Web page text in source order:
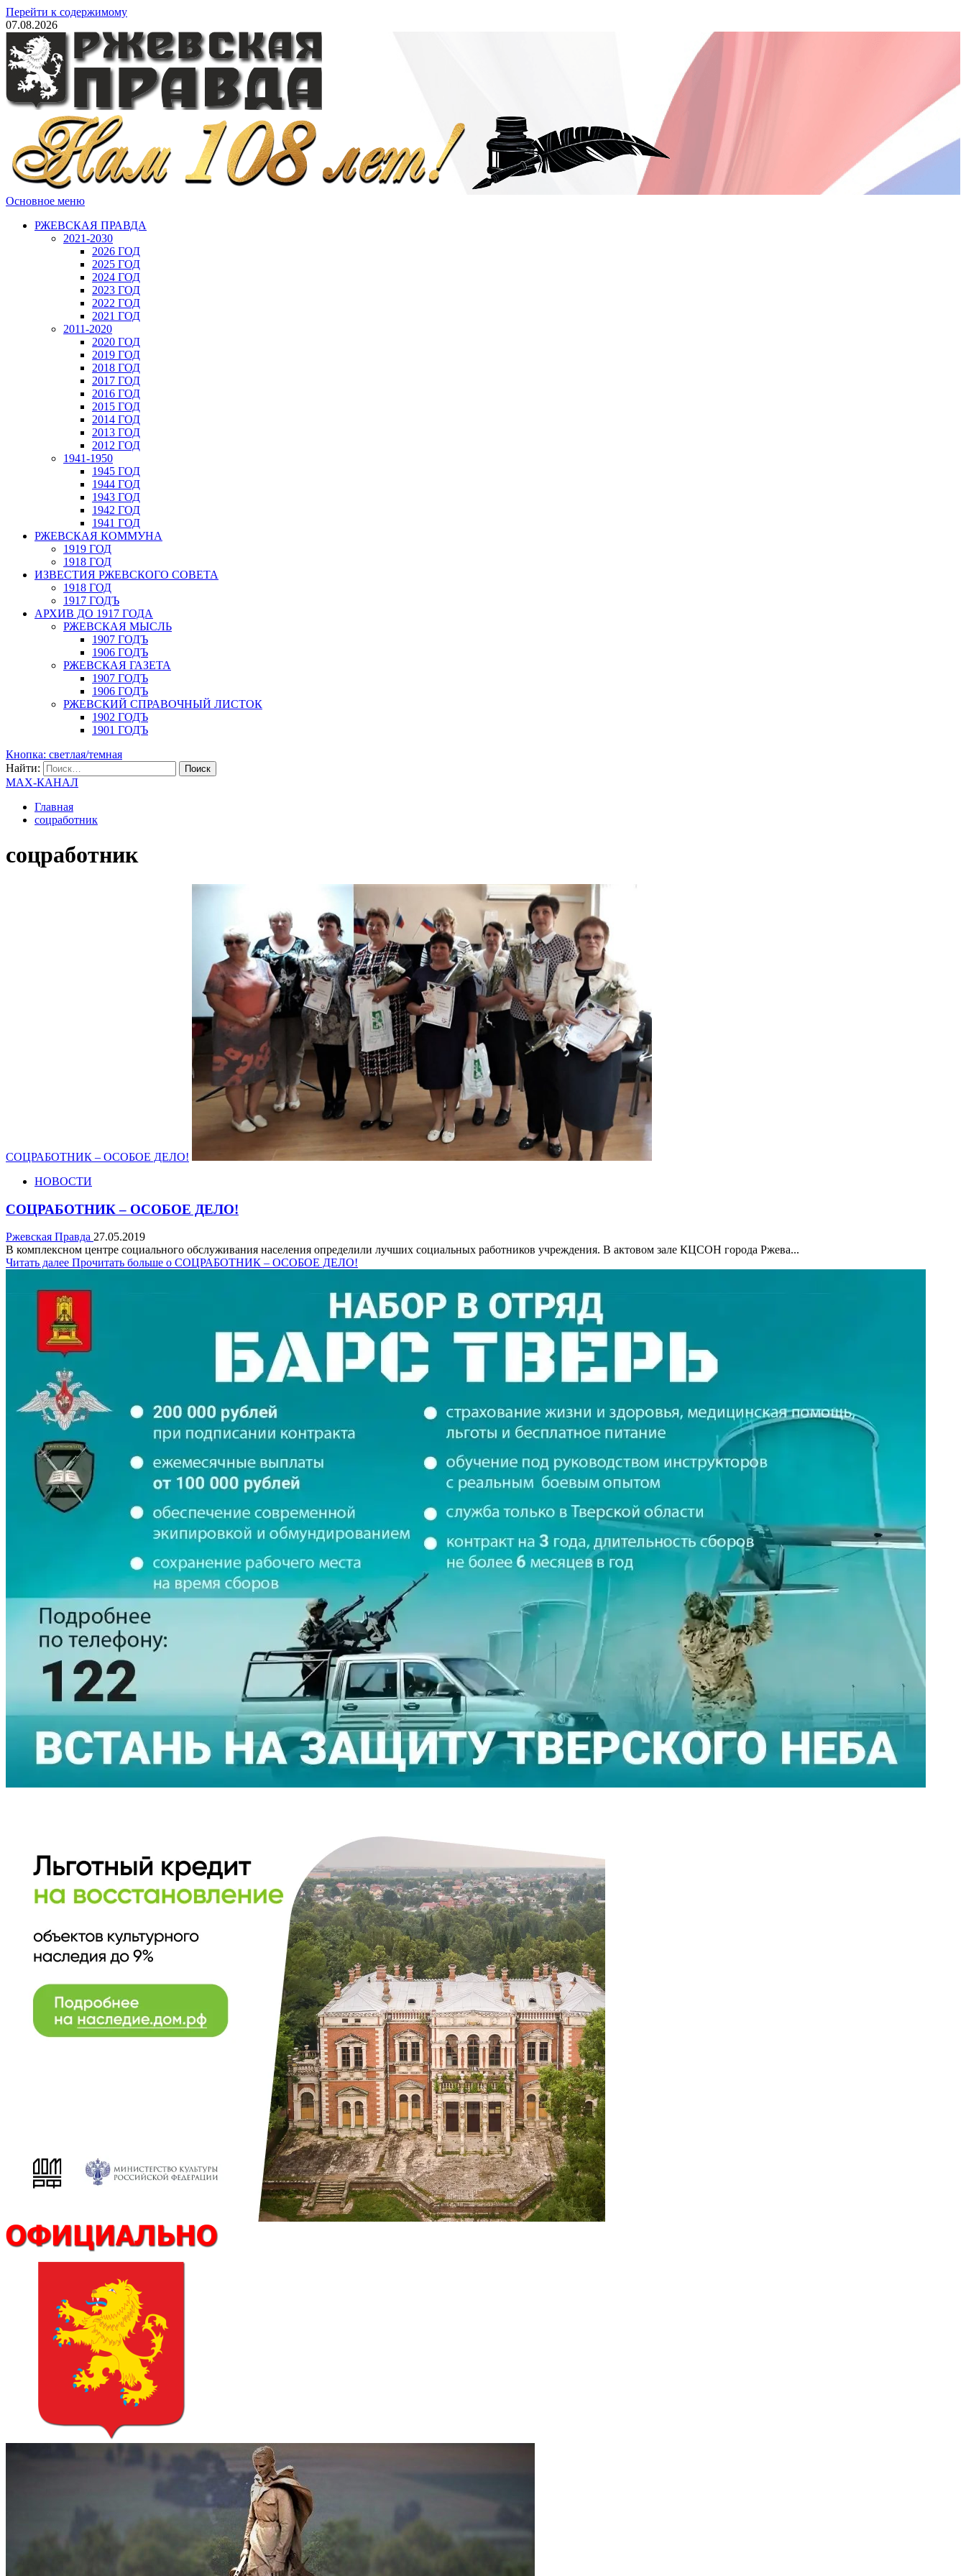
Перейти к содержимому
07.08.2026
Основное меню
РЖЕВСКАЯ ПРАВДА
2021-2030
2026 ГОД
2025 ГОД
2024 ГОД
2023 ГОД
2022 ГОД
2021 ГОД
2011-2020
2020 ГОД
2019 ГОД
2018 ГОД
2017 ГОД
2016 ГОД
2015 ГОД
2014 ГОД
2013 ГОД
2012 ГОД
1941-1950
1945 ГОД
1944 ГОД
1943 ГОД
1942 ГОД
1941 ГОД
РЖЕВСКАЯ КОММУНА
1919 ГОД
1918 ГОД
ИЗВЕСТИЯ РЖЕВСКОГО СОВЕТА
1918 ГОД
1917 ГОДЪ
АРХИВ ДО 1917 ГОДА
РЖЕВСКАЯ МЫСЛЬ
1907 ГОДЪ
1906 ГОДЪ
РЖЕВСКАЯ ГАЗЕТА
1907 ГОДЪ
1906 ГОДЪ
РЖЕВСКИЙ СПРАВОЧНЫЙ ЛИСТОК
1902 ГОДЪ
1901 ГОДЪ
Кнопка: светлая/темная
Найти:
MAX-КАНАЛ
Главная
соцработник
соцработник
СОЦРАБОТНИК – ОСОБОЕ ДЕЛО!
НОВОСТИ
СОЦРАБОТНИК – ОСОБОЕ ДЕЛО!
Ржевская Правда 27.05.2019
В комплексном центре социального обслуживания населения определили лучших социальных работников учреждения. В актовом зале КЦСОН города Ржева...
Читать далее Прочитать больше о СОЦРАБОТНИК – ОСОБОЕ ДЕЛО!